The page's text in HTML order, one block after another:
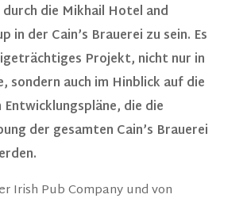
die Mikhail Hotel and
in der Cain’s Brauerei zu sein. Es
Projekt, nicht nur in
sondern auch im Hinblick auf die
die die
der gesamten Cain’s Brauerei
Irish Pub Company und von